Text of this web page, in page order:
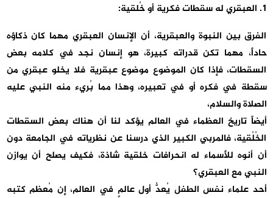
1. العبقري له سقطات فكرية أو خُلقية:
الفرق بين النبوة والعبقرية، أن الإنسان العبقري مهما كان ذكاؤه
حاداً، مهما تكن قدراته كبيرة، هو إنسان نجد في كلامه بعض
السقطات، فإذا كان الموضوع موضوع عبقرية فلا يخلو عبقري من
سقطة في فكره أو في تعبيره، وهذا مما بُريء منه النبي عليه
الصلاة والسلام،
أيضاً تاريخ العظماء في العالم يؤكد لنا أن هناك بعض السقطات
الخُلُقية، فالمربي الكبير الذي درسنا عن نظرياته في الجامعة دون
أن أنوه للأسماء له انحرافات خلقية شاذة، فكيف يصلح أن يوازن
النبي مع العبقري؟
أحد علماء نفس الطفل يُعدُّ أول عالمٍ في العالم، إن مُعظم كتبه